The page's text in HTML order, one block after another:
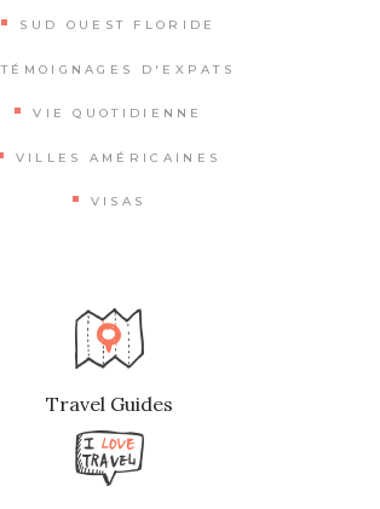
SUD OUEST FLORIDE
TÉMOIGNAGES D'EXPATS
VIE QUOTIDIENNE
VILLES AMÉRICAINES
VISAS
Travel Guides